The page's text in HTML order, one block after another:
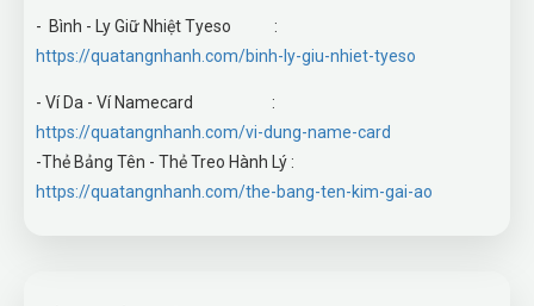
- Bình - Ly Giữ Nhiệt Tyeso :
https://quatangnhanh.com/binh-ly-giu-nhiet-tyeso
- Ví Da - Ví Namecard :
https://quatangnhanh.com/vi-dung-name-card
-Thẻ Bảng Tên - Thẻ Treo Hành Lý :
https://quatangnhanh.com/the-bang-ten-kim-gai-ao